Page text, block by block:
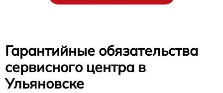
Гарантийные обязательства
сервисного центра в
Ульяновске